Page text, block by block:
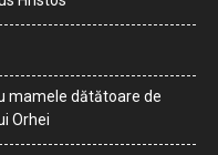
mamele dătătoare de
Orhei